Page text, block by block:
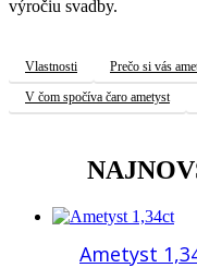
výročiu svadby.
Vlastnosti Prečo si vás
V čom spočíva čaro ametyst
Ametyst